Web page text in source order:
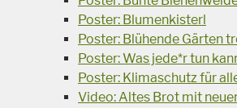
Poster: Blumenkisterl
Poster: Blühende Gärten
Poster: Was jede*r tun
Poster: Klimaschutz für
Video: Altes Brot mit